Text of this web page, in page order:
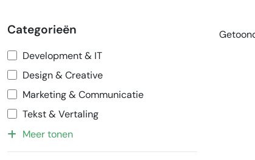
Categorieën
Development & IT
Design & Creative
Marketing & Communicatie
Tekst & Vertaling
Meer tonen